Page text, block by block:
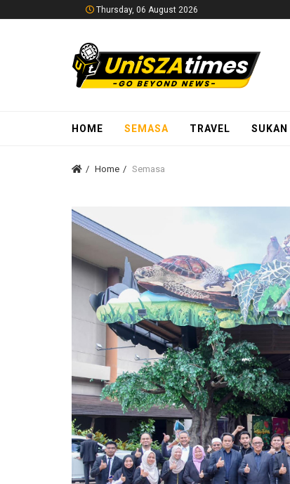
Thursday, 06 August 2026
HOME SEMASA TRAVEL SUKAN
Home Semasa